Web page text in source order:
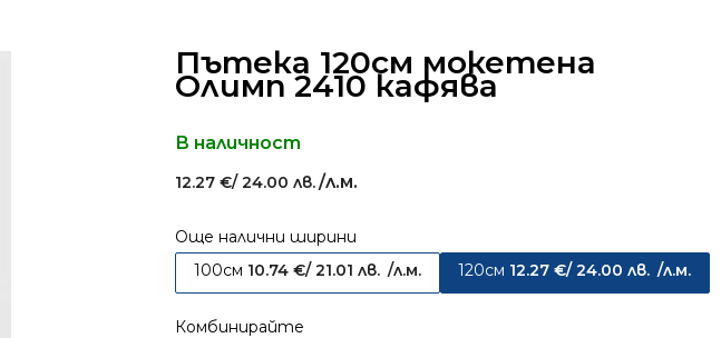
Пътека 120см мокетена
Олимп 2410 кафява
В наличност
12.27€/ 24.00 лв./л.м.
Още налични ширини
100см 10.74€/ 21.01 лв. /л.м. 120см 12.27€/ 24.00 лв. /л.м.
Комбинирайте